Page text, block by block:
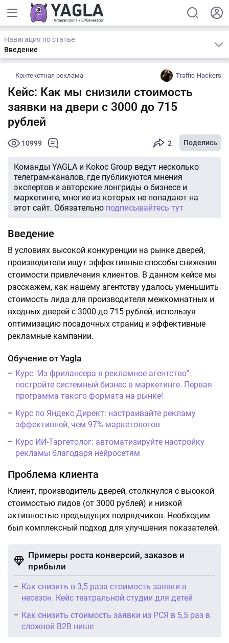
Навигация по статье
Введение
Контекстная реклама Traffic-Hackers
Кейс: Как мы снизили стоимость
заявки на двери с 3000 до 715
рублей
10999 2 Поделись
Команды YAGLA и Kokoc Group ведут несколько
телеграм-каналов, где публикуются мнения
экспертов и авторские лонгриды о бизнесе и
маркетинге, многие из которых не попадают на
этот сайт. Обязательно подписывайтесь тут
Введение
В условиях высокой конкуренции на рынке дверей,
производители ищут эффективные способы снижения
стоимости привлечения клиентов. В данном кейсе мы
расскажем, как нашему агентству удалось уменьшить
стоимость лида для производителя межкомнатных и
входных дверей с 3000 до 715 рублей, используя
оптимизацию посадочных страниц и эффективные
рекламные кампании.
Обучение от Yagla
Курс "Из фрилансера в рекламное агентство":
постройте системный бизнес в маркетинге. Первая
программа такого формата на рынке!
Курс по Яндекс Директ: настраивайте рекламу
эффективней, чем 97% маркетологов
Курс ИИ-Таргетолог: автоматизируйте настройку
рекламы благодаря нейросетям
Проблема клиента
Клиент, производитель дверей, столкнулся с высокой
стоимостью лидов (от 3000 рублей) и низкой
активностью предыдущих подрядчиков. Необходим
был комплексный подход для улучшения показателей.
Примеры роста конверсий, заказов и
прибыли
Как снизить в 3,5 раза стоимость заявки в
несезон. Кейс театральной студии для детей
Как снизить стоимость заявки из РСЯ в 5,5 раз в
сложной B2B нише